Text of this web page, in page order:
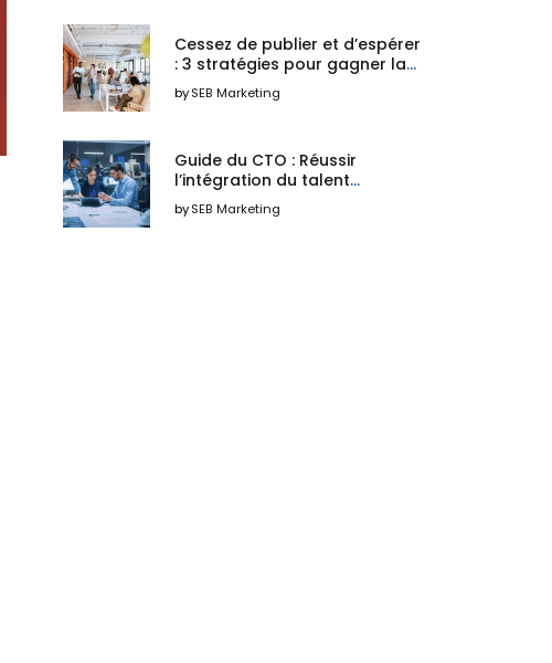
Cessez de publier et d’espérer
: 3 stratégies pour gagner la
guerre des talents
technologiques
by SEB Marketing
Guide du CTO : Réussir
l’intégration du talent
augmenté
by SEB Marketing